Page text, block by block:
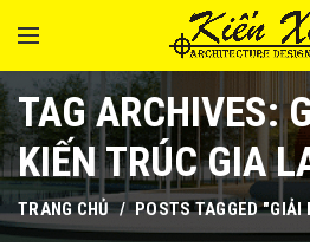
TAG ARCHIVES:
KIẾN TRÚC GIA
TRANG CHỦ POSTS TAGGED "GIẢI